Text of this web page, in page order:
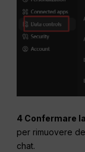
4 Confermare
per rimuovere
chat.